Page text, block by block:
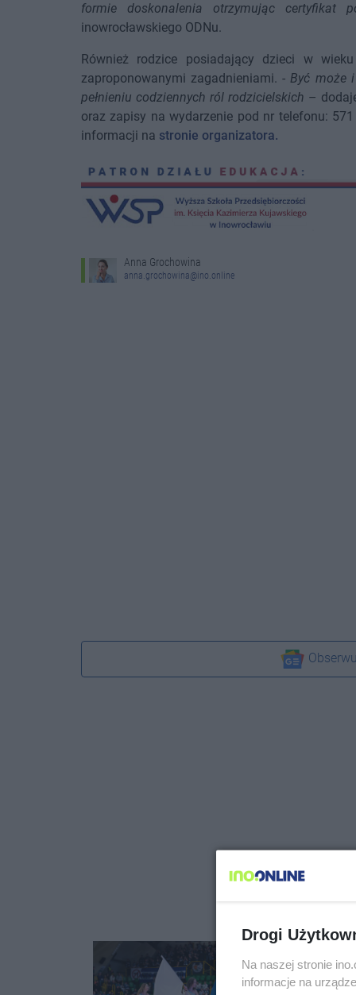
formie doskonalenia otrzymując certyfikat
inowrocławskiego ODNu.
Również rodzice posiadający dzieci w
zaproponowanymi zagadnieniami. -Być może
pełnieniu codziennych ról rodzicielskich –
oraz zapisy na wydarzenie pod nr telefonu:
informacji na stronie organizatora.
Anna Grochowina
anna.grochowina@ino.online
Drogi
Na naszej stronie
informacje na